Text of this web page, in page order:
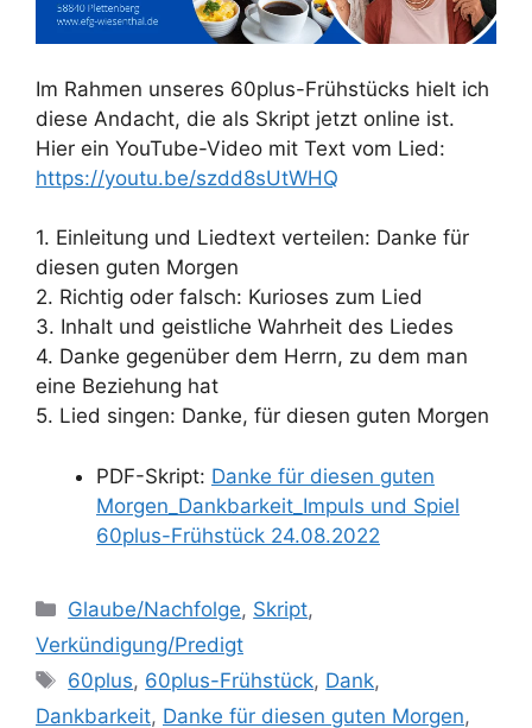
Im Rahmen unseres 60plus-Frühstücks hielt ich
diese Andacht, die als Skript jetzt online ist.
Hier ein YouTube-Video mit Text vom Lied:
https://youtu.be/szdd8sUtWHQ
1. Einleitung und Liedtext verteilen: Danke für
diesen guten Morgen
2. Richtig oder falsch: Kurioses zum Lied
3. Inhalt und geistliche Wahrheit des Liedes
4. Danke gegenüber dem Herrn, zu dem man
eine Beziehung hat
5. Lied singen: Danke, für diesen guten Morgen
PDF-Skript: Danke für diesen guten
Morgen_Dankbarkeit_Impuls und Spiel
60plus-Frühstück 24.08.2022
Kategorien
Glaube/Nachfolge, Skript,
Verkündigung/Predigt
Schlagwörter
60plus, 60plus-Frühstück, Dank,
Dankbarkeit, Danke für diesen guten Morgen,